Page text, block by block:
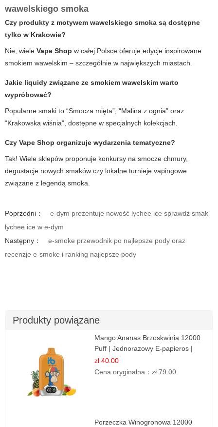
wawelskiego smoka
Czy produkty z motywem wawelskiego smoka są dostępne
tylko w Krakowie?
Nie, wiele Vape Shop w całej Polsce oferuje edycje inspirowane
smokiem wawelskim – szczególnie w największych miastach.
Jakie liquidy związane ze smokiem wawelskim warto
wypróbować?
Popularne smaki to “Smocza mięta”, “Malina z ognia” oraz
“Krakowska wiśnia”, dostępne w specjalnych kolekcjach.
Czy Vape Shop organizuje wydarzenia tematyczne?
Tak! Wiele sklepów proponuje konkursy na smocze chmury,
degustacje nowych smaków czy lokalne turnieje vapingowe
związane z legendą smoka.
Poprzedni：
e-dym prezentuje nowość lychee ice sprawdź smak
lychee ice w e-dym
Następny：
e-smoke przewodnik po najlepsze pody oraz
recenzje e-smoke i ranking najlepsze pody
Produkty powiązane
Mango Ananas Brzoskwinia 12000
Puff | Jednorazowy E-papieros |
Tropikalny Smak
zł 40.00
Cena oryginalna：zł 79.00
Porzeczka Winogronowa 12000